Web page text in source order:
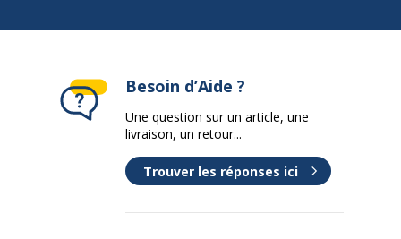
Besoin d’Aide ?
Une question sur un article, une
livraison, un retour...
Trouver les réponses ici